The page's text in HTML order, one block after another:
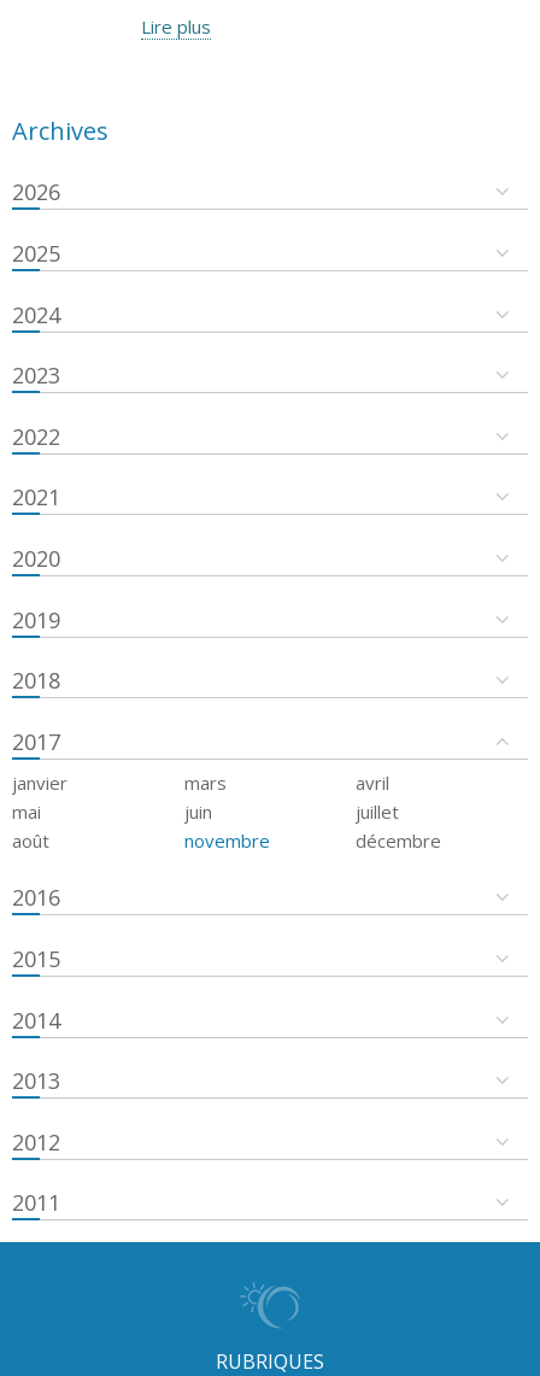
Lire plus
Archives
2026
2025
2024
2023
2022
2021
2020
2019
2018
2017
janvier mars
avril
mai
juin
juillet
août
novembre décembre
2016
2015
2014
2013
2012
2011
RUBRIQUES